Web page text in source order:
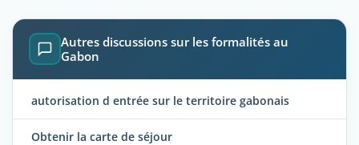
Autres discussions sur les formalités au
Gabon
autorisation d entrée sur le territoire gabonais
Obtenir la carte de séjour